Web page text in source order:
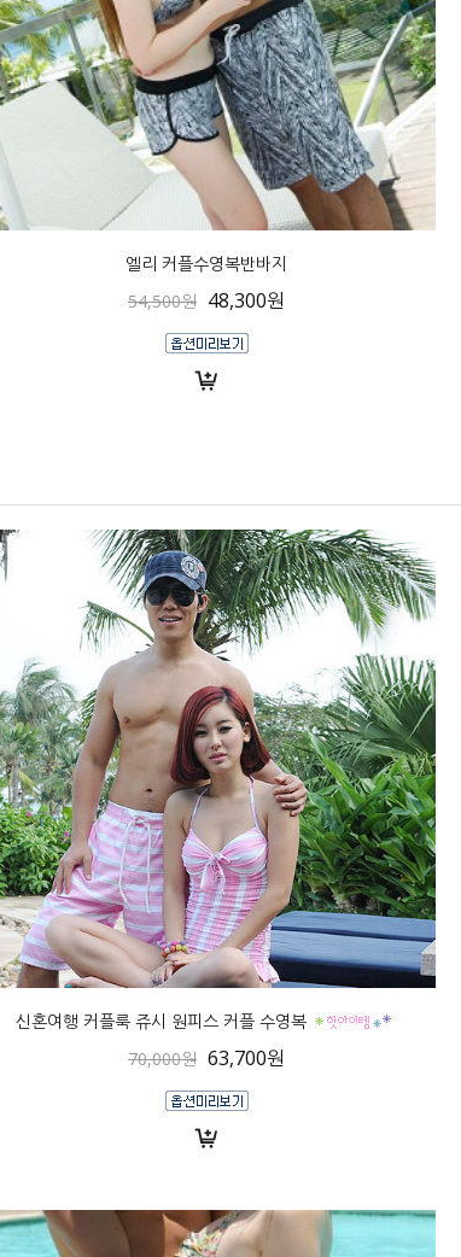
엘리 커플수영복반바지
54,500원 48,300원
신혼여행 커플룩 쥬시 원피스 커플 수영복
70,000원 63,700원